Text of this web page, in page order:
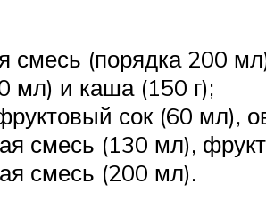
смесь (порядка 200
мл) и каша (150 г);
сок (60 мл),
смесь (130 мл),
смесь (200 мл).